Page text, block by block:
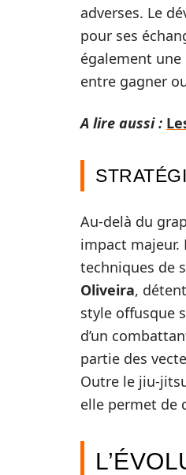
adverses. Le
pour ses
également
entre gagner
A lire aussi :
Au-delà du
impact majeur.
techniques de
Oliveira,
style offusque
d’un
partie des
Outre le jiu-
elle permet de